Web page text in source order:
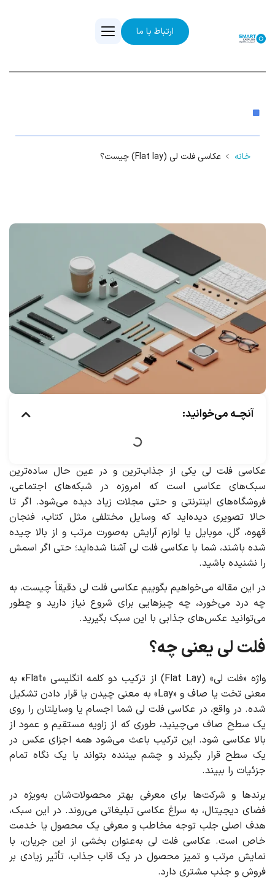
ارتباط با ما
خانه ﹥ عکاسی فلت لی (Flat lay) چیست؟
آنچــه می‌خوانید:
عکاسی فلت لی یکی از جذاب‌ترین و در عین حال ساده‌ترین
سبک‌های عکاسی است که امروزه در شبکه‌های اجتماعی،
فروشگاه‌های اینترنتی و حتی مجلات زیاد دیده می‌شود. اگر تا
حالا تصویری دیده‌اید که وسایل مختلفی مثل کتاب، فنجان
قهوه، گل، موبایل یا لوازم آرایش به‌صورت مرتب و از بالا چیده
شده باشند، شما با عکاسی فلت لی آشنا شده‌اید؛ حتی اگر اسمش
را نشنیده باشید.
در این مقاله می‌خواهیم بگوییم عکاسی فلت لی دقیقاً چیست، به
چه درد می‌خورد، چه چیزهایی برای شروع نیاز دارید و چطور
می‌توانید عکس‌های جذابی با این سبک بگیرید.
فلت لی یعنی چه؟
واژه «فلت لی» (Flat Lay) از ترکیب دو کلمه انگلیسی «Flat» به
معنی تخت یا صاف و «Lay» به معنی چیدن یا قرار دادن تشکیل
شده. در واقع، در عکاسی فلت لی شما اجسام یا وسایلتان را روی
یک سطح صاف می‌چینید، طوری که از زاویه مستقیم و عمود از
بالا عکاسی شود. این ترکیب باعث می‌شود همه اجزای عکس در
یک سطح قرار بگیرند و چشم بیننده بتواند با یک نگاه تمام
جزئیات را ببیند.
برندها و شرکت‌ها برای معرفی بهتر محصولات‌شان به‌ویژه در
فضای دیجیتال، به سراغ عکاسی تبلیغاتی می‌روند. در این سبک،
هدف اصلی جلب توجه مخاطب و معرفی یک محصول یا خدمت
خاص است. عکاسی فلت لی به‌عنوان بخشی از این جریان، با
نمایش مرتب و تمیز محصول در یک قاب جذاب، تأثیر زیادی بر
فروش و جذب مشتری دارد.